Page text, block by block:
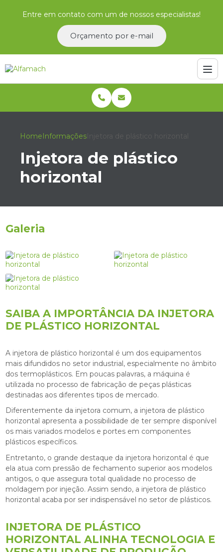
Entre em contato com um de nossos especialistas!
Orçamento por e-mail
Home Informações Injetora de plástico horizontal
Injetora de plástico
horizontal
Galeria
SAIBA A IMPORTÂNCIA DA INJETORA
DE PLÁSTICO HORIZONTAL
A injetora de plástico horizontal é um dos equipamentos
mais difundidos no setor industrial, especialmente no âmbito
dos termoplásticos. Em poucas palavras, a máquina é
utilizada no processo de fabricação de peças plásticas
destinadas aos diferentes tipos de mercado.
Diferentemente da injetora comum, a injetora de plástico
horizontal apresenta a possibilidade de ter sempre disponível
os mais variados modelos e portes em componentes
plásticos específicos.
Entretanto, o grande destaque da injetora horizontal é que
ela atua com pressão de fechamento superior aos modelos
antigos, o que assegura total qualidade no processo de
moldagem por injeção. Assim sendo, a injetora de plástico
horizontal acaba por ser indispensável no setor de plásticos.
INJETORA DE PLÁSTICO
HORIZONTAL ALINHA TECNOLOGIA E